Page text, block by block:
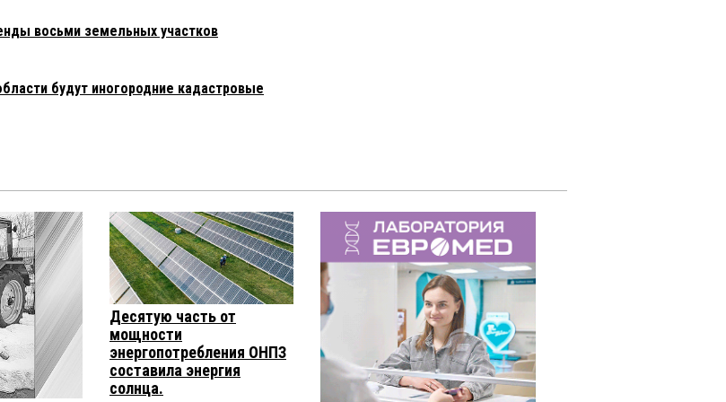
отреагировали на цитату президента:
17000 в месяц. То есть по вашему каждый
отношения власти и граждан, а не в
— это шедевр!!!
власти»
восьми земельных участков
будут иногородние кадастровые
Десятую часть от
мощности
энергопотребления ОНПЗ
составила энергия
солнца.